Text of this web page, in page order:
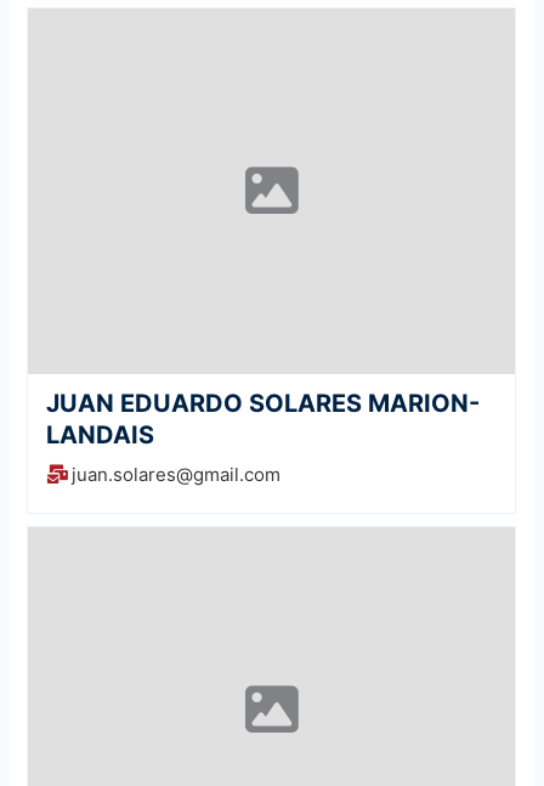
JUAN EDUARDO SOLARES MARION-
LANDAIS
juan.solares@gmail.com